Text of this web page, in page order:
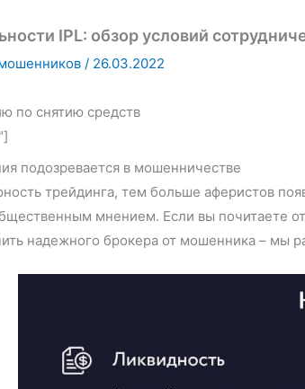
IPL: обзор условий
/ 26.03.2022
по снятию средств
подозревается в мошенничестве
трейдинга, тем больше аферистов
мнением. Если вы почитаете
надежного брокера от мошенника – мы